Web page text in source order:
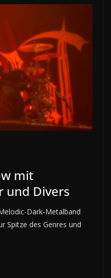
mit
und Divers
Dark-Metalband
Spitze des Genres und